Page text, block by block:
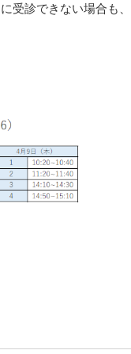
受診できない場合も、